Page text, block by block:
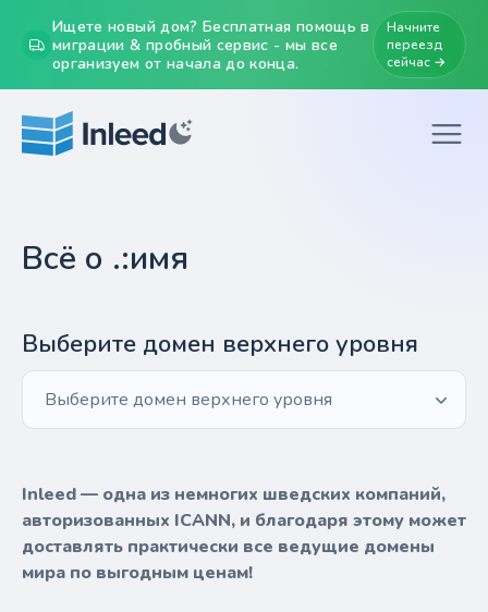
Ищете новый дом? Бесплатная помощь в
миграции & пробный сервис - мы все
организуем от начала до конца.
Начните
переезд
сейчас →
Всё о .:имя
Выберите домен верхнего уровня
Выберите домен верхнего уровня
Inleed — одна из немногих шведских компаний,
авторизованных ICANN, и благодаря этому может
доставлять практически все ведущие домены
мира по выгодным ценам!